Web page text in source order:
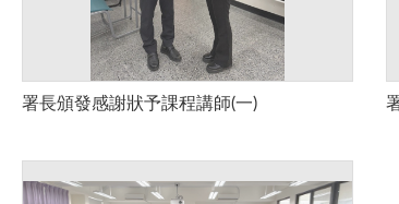
署長頒發感謝狀予課程講師(一)